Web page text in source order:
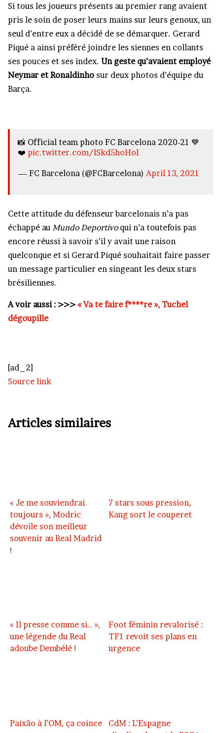
Si tous les joueurs présents au premier rang avaient
pris le soin de poser leurs mains sur leurs genoux, un
seul d’entre eux a décidé de se démarquer. Gerard
Piqué a ainsi préféré joindre les siennes en collants
ses pouces et ses index. Un geste qu’avaient employé
Neymar et Ronaldinho sur deux photos d’équipe du
Barça.
📸 Official team photo FC Barcelona 2020-21 💙
❤️ pic.twitter.com/lSkd5hoHoI
— FC Barcelona (@FCBarcelona) April 13, 2021
Cette attitude du défenseur barcelonais n’a pas
échappé au Mundo Deportivo qui n’a toutefois pas
encore réussi à savoir s’il y avait une raison
quelconque et si Gerard Piqué souhaitait faire passer
un message particulier en singeant les deux stars
brésiliennes.
A voir aussi : >>> « Va te faire f****re », Tuchel
dégoupille
[ad_2]
Source link
Articles similaires
« Je me souviendrai
toujours », Modric
dévoile son meilleur
souvenir au Real Madrid
!
7 stars sous pression,
Kang sort le couperet
« Il presse comme si.. »,
une légende du Real
adoube Dembélé !
Foot féminin revalorisé :
TF1 revoit ses plans en
urgence
Paixão à l’OM, ça coince
CdM : L’Espagne